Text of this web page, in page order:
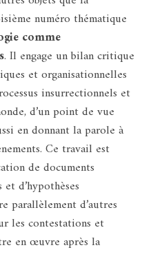
numéro thématique
comme
. Il engage un bilan critique
et organisationnelles
insurrectionnels et
d’un point de vue
en donnant la parole à
Ce travail est
de documents
d’hypothèses
parallèlement d’autres
les contestations et
en œuvre après la